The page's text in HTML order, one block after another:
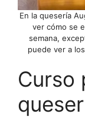
En la quesería
ver cómo se
semana,
puede ver a
Curso